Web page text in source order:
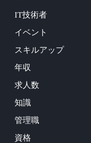
IT技術者
イベント
スキルアップ
年収
求人数
知識
管理職
資格